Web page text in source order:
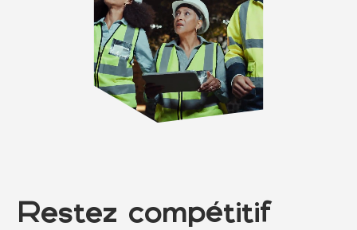
Restez compétitif